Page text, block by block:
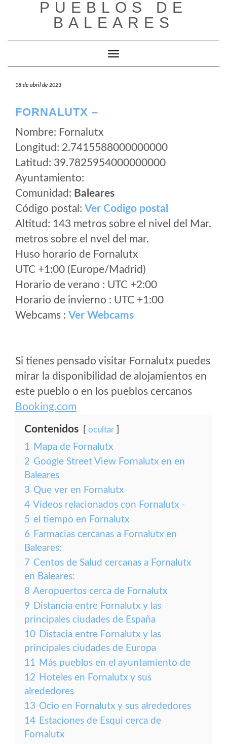
PUEBLOS DE
BALEARES
Cambiar modo de navegación
18 de abril de 2023
FORNALUTX –
Nombre: Fornalutx
Longitud: 2.7415588000000000
Latitud: 39.7825954000000000
Ayuntamiento:
Comunidad: Baleares
Código postal: Ver Codigo postal
Altitud: 143 metros sobre el nivel del Mar.
metros sobre el nvel del mar.
Huso horario de Fornalutx
UTC +1:00 (Europe/Madrid)
Horario de verano : UTC +2:00
Horario de invierno : UTC +1:00
Webcams : Ver Webcams
Si tienes pensado visitar Fornalutx puedes
mirar la disponibilidad de alojamientos en
este pueblo o en los pueblos cercanos
Booking.com
Contenidos ocultar
1 Mapa de Fornalutx
2 Google Street View Fornalutx en en
Baleares
3 Que ver en Fornalutx
4 Vídeos relacionados con Fornalutx -
5 el tiempo en Fornalutx
6 Farmacias cercanas a Fornalutx en
Baleares:
7 Centos de Salud cercanas a Fornalutx
en Baleares:
8 Aeropuertos cerca de Fornalutx
9 Distancia entre Fornalutx y las
principales ciudades de España
10 Distacia entre Fornalutx y las
principales ciudades de Europa
11 Más pueblos en el ayuntamiento de
12 Hoteles en Fornalutx y sus
alrededores
13 Ocio en Fornalutx y sus alrededores
14 Estaciones de Esqui cerca de
Fornalutx